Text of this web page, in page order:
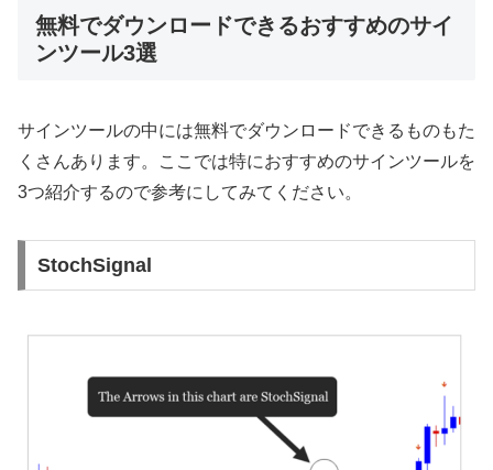
無料でダウンロードできるおすすめのサイ
ンツール3選
サインツールの中には無料でダウンロードできるものもた
くさんあります。ここでは特におすすめのサインツールを
3つ紹介するので参考にしてみてください。
StochSignal